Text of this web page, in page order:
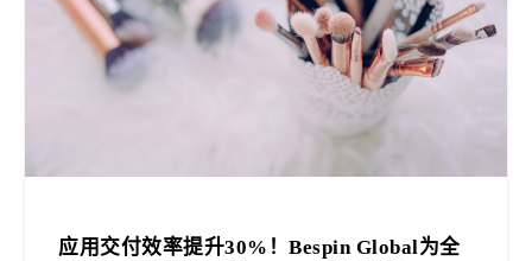
应用交付效率提升30%！Bespin Global为全